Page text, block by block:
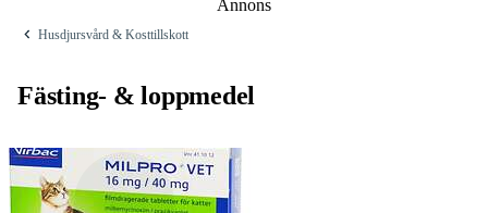
Annons
Husdjursvård & Kosttillskott
Fästing- & loppmedel